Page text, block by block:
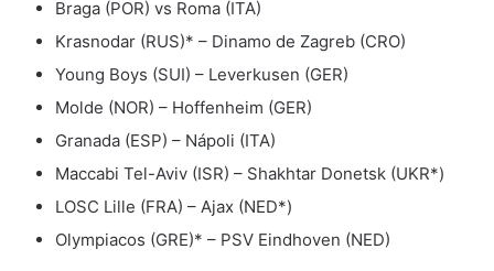
Braga (POR) vs Roma (ITA)
Krasnodar (RUS)* – Dinamo de Zagreb (CRO)
Young Boys (SUI) – Leverkusen (GER)
Molde (NOR) – Hoffenheim (GER)
Granada (ESP) – Nápoli (ITA)
Maccabi Tel-Aviv (ISR) – Shakhtar Donetsk (UKR*)
LOSC Lille (FRA) – Ajax (NED*)
Olympiacos (GRE)* – PSV Eindhoven (NED)